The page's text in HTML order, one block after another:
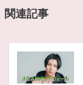
関連記事